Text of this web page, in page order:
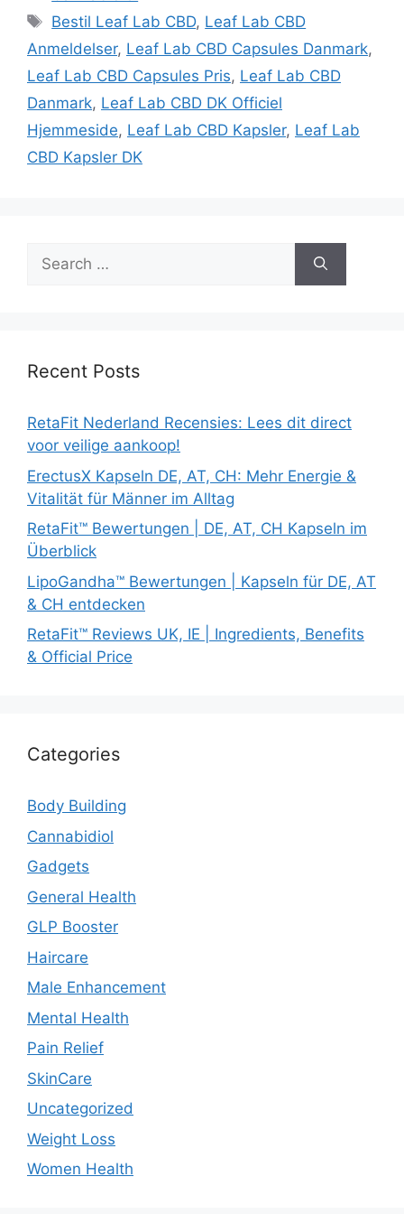
Tags
Bestil Leaf Lab CBD, Leaf Lab CBD
Anmeldelser, Leaf Lab CBD Capsules Danmark,
Leaf Lab CBD Capsules Pris, Leaf Lab CBD
Danmark, Leaf Lab CBD DK Officiel
Hjemmeside, Leaf Lab CBD Kapsler, Leaf Lab
CBD Kapsler DK
Search
for:
Recent Posts
RetaFit Nederland Recensies: Lees dit direct
voor veilige aankoop!
ErectusX Kapseln DE, AT, CH: Mehr Energie &
Vitalität für Männer im Alltag
RetaFit™ Bewertungen | DE, AT, CH Kapseln im
Überblick
LipoGandha™ Bewertungen | Kapseln für DE, AT
& CH entdecken
RetaFit™ Reviews UK, IE | Ingredients, Benefits
& Official Price
Categories
Body Building
Cannabidiol
Gadgets
General Health
GLP Booster
Haircare
Male Enhancement
Mental Health
Pain Relief
SkinCare
Uncategorized
Weight Loss
Women Health